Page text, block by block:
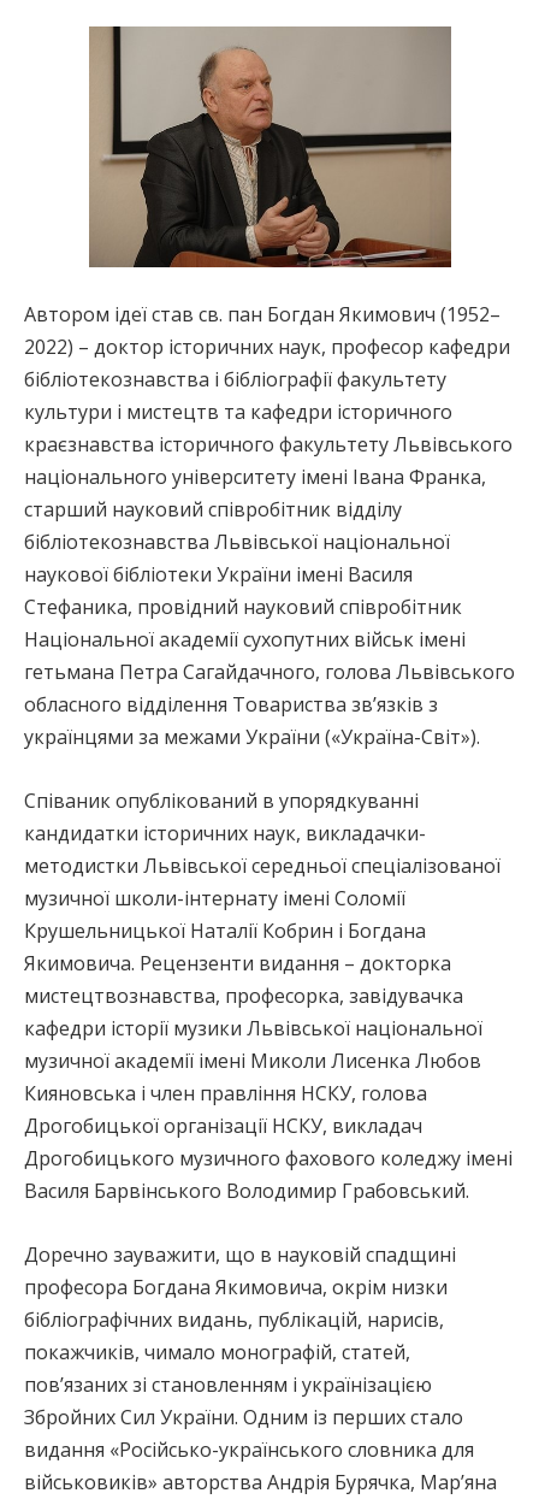
Автором ідеї став св. пан Богдан Якимович (1952–
2022) – доктор історичних наук, професор кафедри
бібліотекознавства і бібліографії факультету
культури і мистецтв та кафедри історичного
краєзнавства історичного факультету Львівського
національного університету імені Івана Франка,
старший науковий співробітник відділу
бібліотекознавства Львівської національної
наукової бібліотеки України імені Василя
Стефаника, провідний науковий співробітник
Національної академії сухопутних військ імені
гетьмана Петра Сагайдачного, голова Львівського
обласного відділення Товариства зв’язків з
українцями за межами України («Україна-Світ»).
Співаник опублікований в упорядкуванні
кандидатки історичних наук, викладачки-
методистки Львівської середньої спеціалізованої
музичної школи-інтернату імені Соломії
Крушельницької Наталії Кобрин і Богдана
Якимовича. Рецензенти видання – докторка
мистецтвознавства, професорка, завідувачка
кафедри історії музики Львівської національної
музичної академії імені Миколи Лисенка Любов
Кияновська і член правління НСКУ, голова
Дрогобицької організації НСКУ, викладач
Дрогобицького музичного фахового коледжу імені
Василя Барвінського Володимир Грабовський.
Доречно зауважити, що в науковій спадщині
професора Богдана Якимовича, окрім низки
бібліографічних видань, публікацій, нарисів,
покажчиків, чимало монографій, статей,
пов’язаних зі становленням і українізацією
Збройних Сил України. Одним із перших стало
видання «Російсько-українського словника для
військовиків» авторства Андрія Бурячка, Мар’яна